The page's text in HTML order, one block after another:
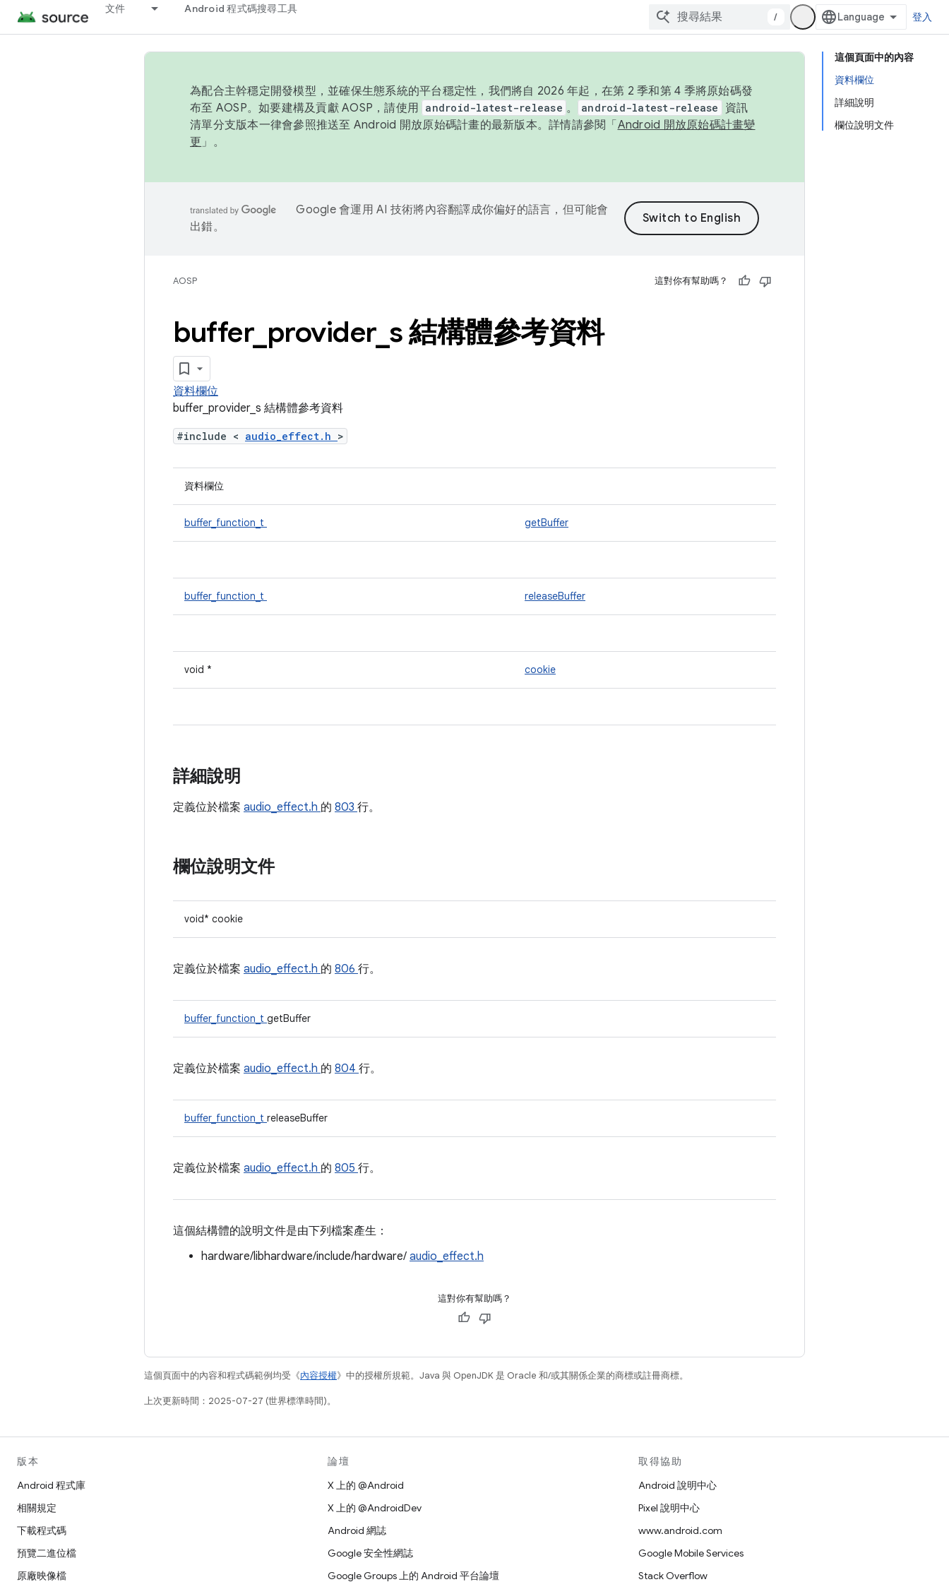
文件 Android 程式碼搜尋工具
/ 登入
這個頁面中的內容
資料欄位
詳細說明
欄位說明文件
為配合主幹穩定開發模型，並確保生態系統的平台穩定性，我們將自 2026 年起，在第 2 季和第 4 季將原始碼發
布至 AOSP。如要建構及貢獻 AOSP，請使用 android-latest-release 。 android-latest-release
資訊
清單分支版本一律會參照推送至 Android 開放原始碼計畫的最新版本。詳情請參閱「 Android 開放原始碼計畫變
更 」。
Google 會運用 AI 技術將內容翻譯成你偏好的語言，但可能會
出錯。
AOSP 這對你有幫助嗎？
buffer_ provider_ s 結構體參考資料
資料欄位
buffer_provider_s 結構體參考資料
#include < audio_effect.h >
資料欄位
buffer_function_t getBuffer
buffer_function_t releaseBuffer
void * cookie
詳細說明
定義位於檔案 audio_effect.h 的 803 行。
欄位說明文件
void* cookie
定義位於檔案 audio_effect.h 的 806 行。
buffer_function_t getBuffer
定義位於檔案 audio_effect.h 的 804 行。
buffer_function_t releaseBuffer
定義位於檔案 audio_effect.h 的 805 行。
這個結構體的說明文件是由下列檔案產生：
hardware/libhardware/include/hardware/ audio_effect.h
這對你有幫助嗎？
這個頁面中的內容和程式碼範例均受《內容授權》中的授權所規範。Java 與 OpenJDK 是 Oracle 和/或其關係企業的商標或註冊商標。
上次更新時間：2025-07-27 (世界標準時間)。
版本
Android 程式庫
相關規定
下載程式碼
預覽二進位檔
原廠映像檔
論壇
X 上的 @Android
X 上的 @AndroidDev
Android 網誌
Google 安全性網誌
Google Groups 上的 Android 平台論壇
取得協助
Android 說明中心
Pixel 說明中心
www.android.com
Google Mobile Services
Stack Overflow